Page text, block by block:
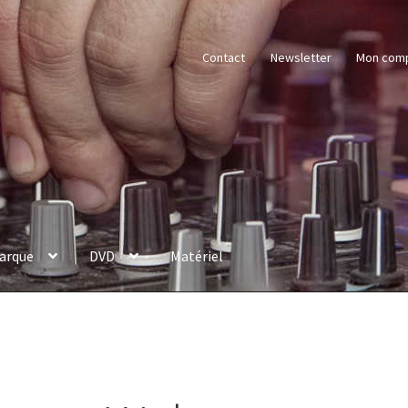
Contact Newsletter Mon
DVD Matériel